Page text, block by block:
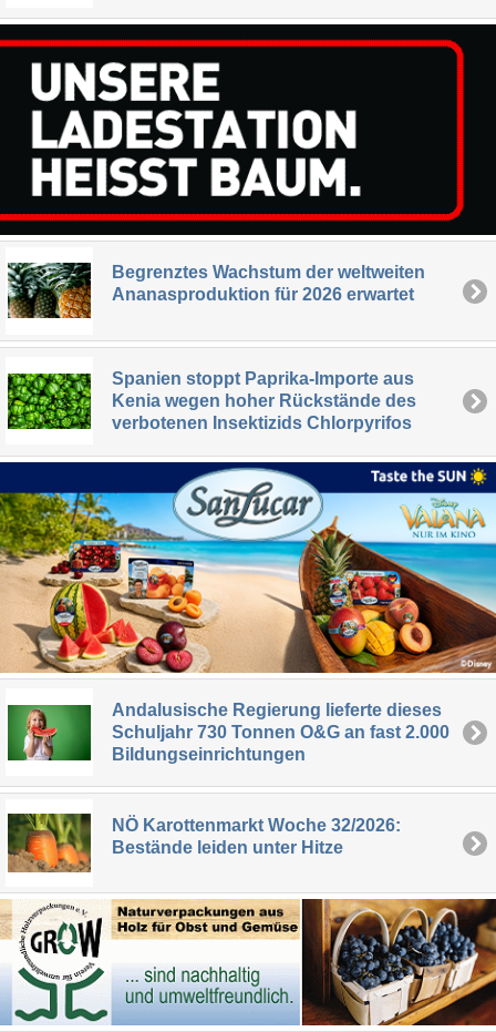
Begrenztes Wachstum der weltweiten
Ananasproduktion für 2026 erwartet
Spanien stoppt Paprika-Importe aus
Kenia wegen hoher Rückstände des
verbotenen Insektizids Chlorpyrifos
Andalusische Regierung lieferte dieses
Schuljahr 730 Tonnen O&G an fast 2.000
Bildungseinrichtungen
NÖ Karottenmarkt Woche 32/2026:
Bestände leiden unter Hitze